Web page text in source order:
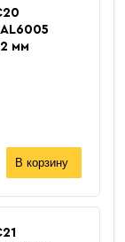
мм
В корзину
м
20 шт